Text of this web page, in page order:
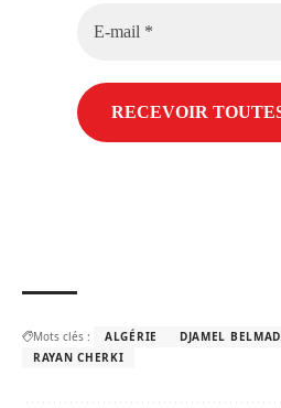
Mots clés : ALGÉRIE DJAMEL
RAYAN CHERKI